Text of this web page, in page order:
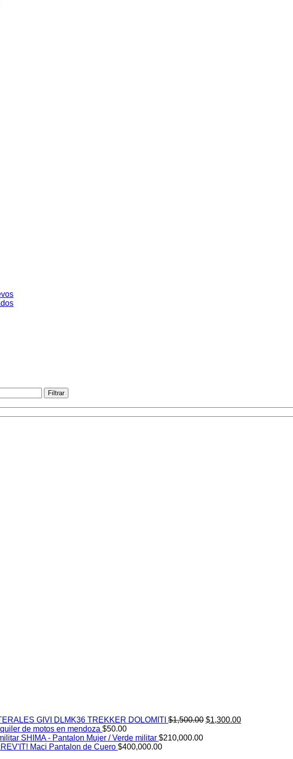
Filtrar
GIVI DLMK36 TREKKER DOLOMITI $1,500.00 El
$1,300.00El
de motos en mendoza $50.00
SHIMA - Pantalon Mujer / Verde militar $210,000.00
REV'IT! Maci Pantalon de Cuero $400,000.00